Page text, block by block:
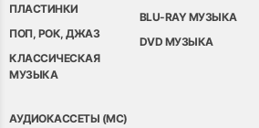
ПЛАСТИНКИ
ПОП, РОК, ДЖАЗ
КЛАССИЧЕСКАЯ
МУЗЫКА
BLU-RAY МУЗЫКА
DVD МУЗЫКА
АУДИОКАССЕТЫ (MC)